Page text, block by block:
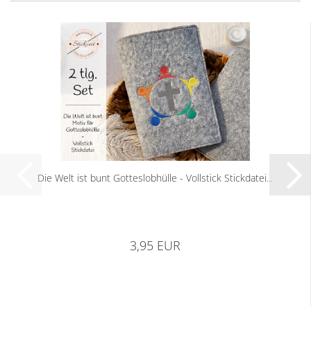
Die Welt ist bunt Gotteslobhülle - Vollstick Stickdatei...
3,95 EUR